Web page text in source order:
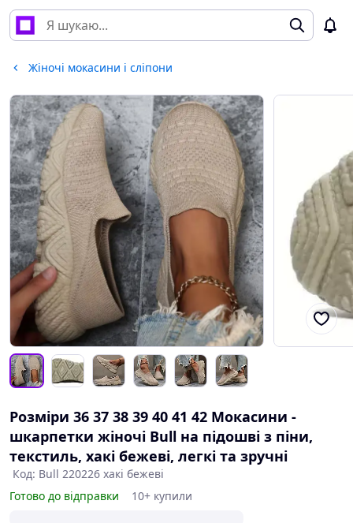
Жіночі мокасини і сліпони
Розміри 36 37 38 39 40 41 42 Мокасини -
шкарпетки жіночі Bull на підошві з піни,
текстиль, хакі бежеві, легкі та зручні
Код: Bull 220226 хакі бежеві
Готово до відправки
10+ купили